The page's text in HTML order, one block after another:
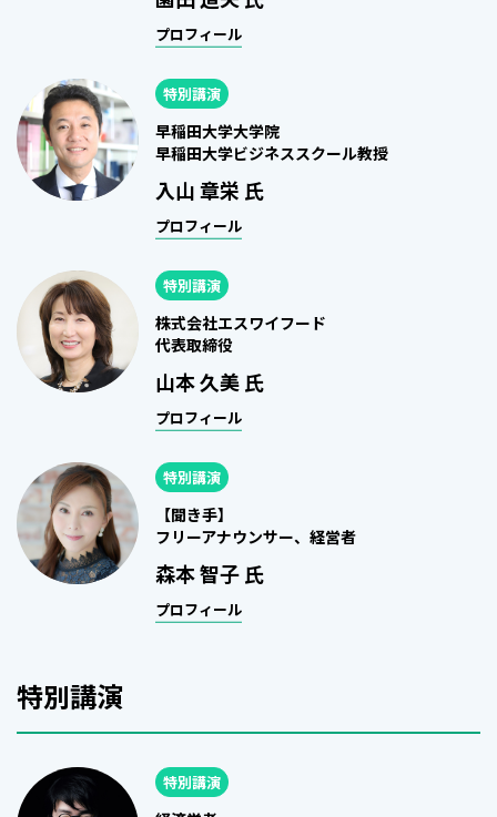
プロフィール
特別講演
早稲田大学大学院
早稲田大学ビジネススクール教授
入山 章栄 氏
プロフィール
特別講演
株式会社エスワイフード
代表取締役
山本 久美 氏
プロフィール
特別講演
【聞き手】
フリーアナウンサー、経営者
森本 智子 氏
プロフィール
特別講演
特別講演